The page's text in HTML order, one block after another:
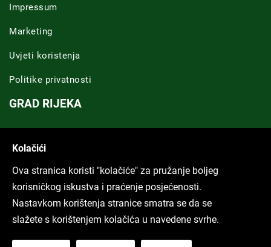
Impressum
Marketing
Uvjeti koristenja
Politike privatnosti
GRAD RIJEKA
ARHIVA TEKSTOVA
Svi tekstovi
Kolačići
Ova stranica koristi "kolačiće" za pružanje boljeg
korisničkog iskustva i praćenje posjećenosti.
Nastavkom korištenja stranice smatra se da se
slažete s korištenjem kolačića u navedene svrhe.